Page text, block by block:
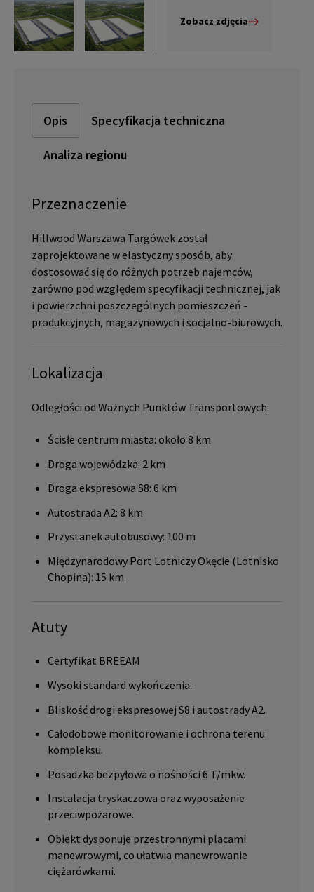
Zobacz zdjęcia
Opis Specyfikacja techniczna
Analiza regionu
Przeznaczenie
Hillwood Warszawa Targówek został
zaprojektowane w elastyczny sposób, aby
dostosować się do różnych potrzeb najemców,
zarówno pod względem specyfikacji technicznej, jak
i powierzchni poszczególnych pomieszczeń -
produkcyjnych, magazynowych i socjalno-biurowych.
Lokalizacja
Odległości od Ważnych Punktów Transportowych:
Ścisłe centrum miasta: około 8 km
Droga wojewódzka: 2 km
Droga ekspresowa S8: 6 km
Autostrada A2: 8 km
Przystanek autobusowy: 100 m
Międzynarodowy Port Lotniczy Okęcie (Lotnisko
Chopina): 15 km.
Atuty
Certyfikat BREEAM
Wysoki standard wykończenia.
Bliskość drogi ekspresowej S8 i autostrady A2.
Całodobowe monitorowanie i ochrona terenu
kompleksu.
Posadzka bezpyłowa o nośności 6 T/mkw.
Instalacja tryskaczowa oraz wyposażenie
przeciwpożarowe.
Obiekt dysponuje przestronnymi placami
manewrowymi, co ułatwia manewrowanie
ciężarówkami.